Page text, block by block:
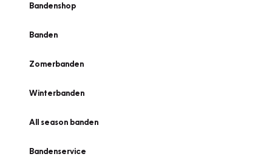
Bandenshop
Banden
Zomerbanden
Winterbanden
All season banden
Bandenservice